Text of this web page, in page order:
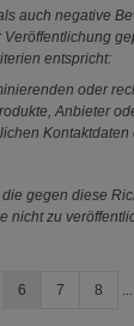
auch negative
entspricht:
oder
Anbieter
Kontaktdaten
gegen diese
nicht zu
6 7 8